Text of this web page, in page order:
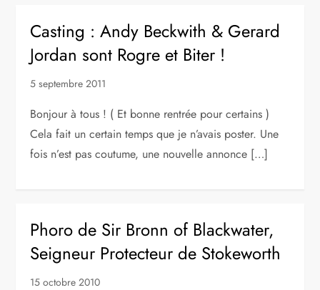
Casting : Andy Beckwith & Gerard
Jordan sont Rogre et Biter !
5 septembre 2011
Bonjour à tous ! ( Et bonne rentrée pour certains )
Cela fait un certain temps que je n’avais poster. Une
fois n’est pas coutume, une nouvelle annonce […]
Phoro de Sir Bronn of Blackwater,
Seigneur Protecteur de Stokeworth
15 octobre 2010